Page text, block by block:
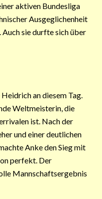
aktiven Bundesliga
Ausgeglichenheit
Auch sie durfte sich über
an diesem Tag.
Weltmeisterin, die
ist. Nach der
und einer deutlichen
Anke den Sieg mit
perfekt. Der
Mannschaftsergebnis